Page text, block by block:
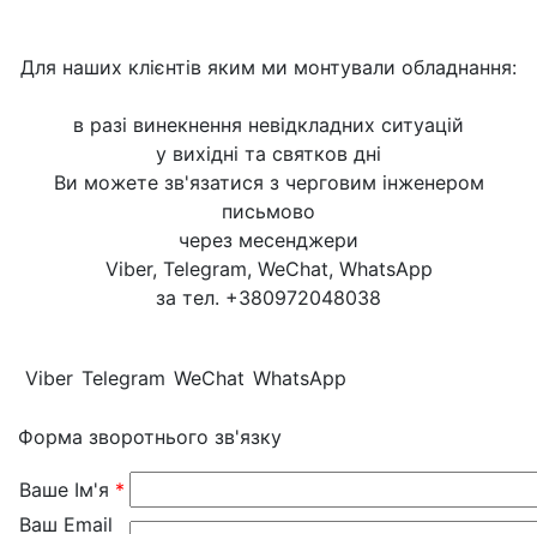
Для наших клієнтів яким ми монтували обладнання:
в разі винекнення невідкладних ситуацій
у вихідні та святков дні
Ви можете зв'язатися з черговим інженером
письмово
через месенджери
Viber, Telegram, WeChat, WhatsApp
за тел. +380972048038
Viber Telegram WeChat WhatsApp
Форма зворотнього зв'язку
Ваше Ім'я *
Ваш Email